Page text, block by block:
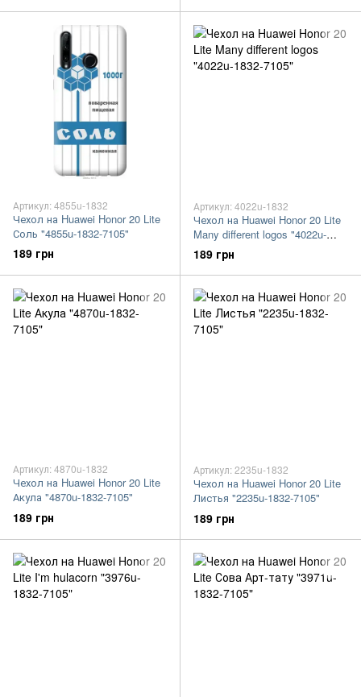
Артикул: 4855u-1832
Чехол на Huawei Honor 20 Lite
Соль "4855u-1832-7105"
189 грн
Артикул: 4022u-1832
Чехол на Huawei Honor 20 Lite
Many different logos "4022u-
1832-7105"
189 грн
Артикул: 4870u-1832
Чехол на Huawei Honor 20 Lite
Акула "4870u-1832-7105"
189 грн
Артикул: 2235u-1832
Чехол на Huawei Honor 20 Lite
Листья "2235u-1832-7105"
189 грн